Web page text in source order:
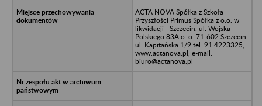
ACTA NOVA Spółka z Szkoła
Przyszłości Primus Spółka z o.o. w
likwidacji - Szczecin, ul. Wojska
Polskiego 83A o. o. 71-602 Szczecin,
ul. Kapitańska 1/9 tel. 91 4223325;
www.actanova.pl, e-mail:
biuro@actanova.pl